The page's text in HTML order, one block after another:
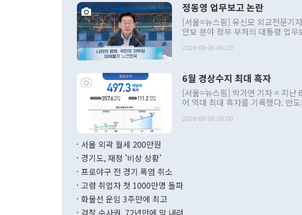
정동영 업무보고 논란
[서울=뉴스핌] 유신모 외교전문기
안보 분야 정부 부처의 대통령 업
발언 중에는 정부 내 조율을 거치지
주의적 희망에 근거한 비현실적 구
관의 대북 정책 관련 발언이 물의
관 부처 장관이 공개적으로 부정적
관의 무리한 대북 접근법과 월권을
다. [정동영 통일부 장관이 지난달 23일 오후 서울 종로구 정부서울청사에
무너졌다고도 했다. 또 "현 시점에
2026-08-06 06:10
6월 경상수지 최대 흑자
[서울=뉴스핌] 박가연 기자 = 지난
어 역대 최대 흑자를 기록했다. 반
료=한국은행] 한국은행이 6일 발표한 '2026년 6월 국제수지(잠정)'에 따르
며 월간 기준 처음으로 1000억달러
196.9% 급증했고 컴퓨터·주변기
2026-08-06 08:00
서울 외곽 월세 200만원
경기도, 재정 '비상 상황'
프로야구 전 경기 폭염 취소
고령 취업자 첫 1000만명 돌파
화물선 운임 3주만에 최고